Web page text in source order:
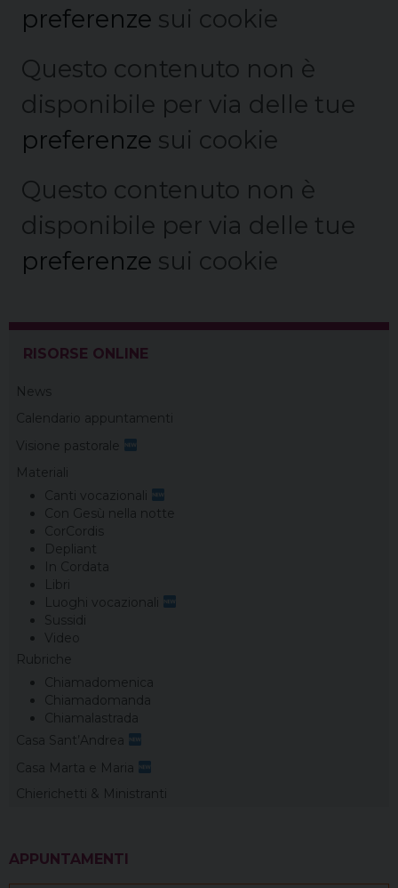
preferenze sui cookie
Questo contenuto non è
disponibile per via delle tue
preferenze sui cookie
Questo contenuto non è
disponibile per via delle tue
preferenze sui cookie
RISORSE ONLINE
News
Calendario appuntamenti
Visione pastorale
Materiali
Canti vocazionali
Con Gesù nella notte
CorCordis
Depliant
In Cordata
Libri
Luoghi vocazionali
Sussidi
Video
Rubriche
Chiamadomenica
Chiamadomanda
Chiamalastrada
Casa Sant’Andrea
Casa Marta e Maria
Chierichetti & Ministranti
APPUNTAMENTI